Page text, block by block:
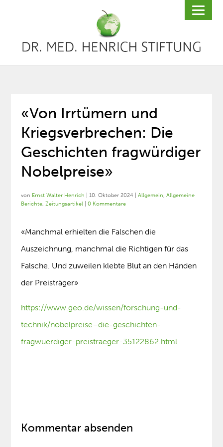
«Von Irrtümern und
Kriegsverbrechen: Die
Geschichten fragwürdiger
Nobelpreise»
von Ernst Walter Henrich |10. Oktober 2024 |Allgemein,Allgemeine
Berichte,Zeitungsartikel |0 Kommentare
«Manchmal erhielten die Falschen die
Auszeichnung, manchmal die Richtigen für das
Falsche. Und zuweilen klebte Blut an den Händen
der Preisträger»
https://www.geo.de/wissen/forschung-und-
technik/nobelpreise–die-geschichten-
fragwuerdiger-preistraeger-35122862.html
Kommentar absenden